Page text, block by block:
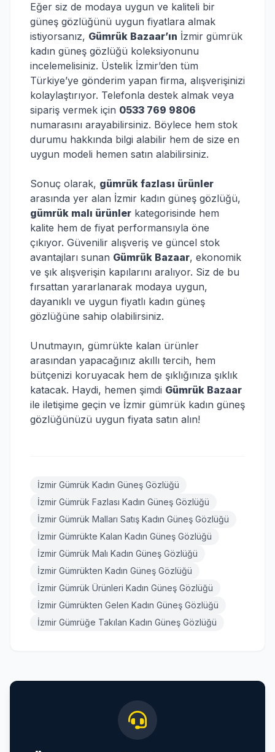
Eğer siz de modaya uygun ve kaliteli bir
güneş gözlüğünü uygun fiyatlara almak
istiyorsanız, Gümrük Bazaar’ın İzmir gümrük
kadın güneş gözlüğü koleksiyonunu
incelemelisiniz. Üstelik İzmir’den tüm
Türkiye’ye gönderim yapan firma, alışverişinizi
kolaylaştırıyor. Telefonla destek almak veya
sipariş vermek için 0533 769 9806
numarasını arayabilirsiniz. Böylece hem stok
durumu hakkında bilgi alabilir hem de size en
uygun modeli hemen satın alabilirsiniz.
Sonuç olarak, gümrük fazlası ürünler
arasında yer alan İzmir kadın güneş gözlüğü,
gümrük malı ürünler kategorisinde hem
kalite hem de fiyat performansıyla öne
çıkıyor. Güvenilir alışveriş ve güncel stok
avantajları sunan Gümrük Bazaar, ekonomik
ve şık alışverişin kapılarını aralıyor. Siz de bu
fırsattan yararlanarak modaya uygun,
dayanıklı ve uygun fiyatlı kadın güneş
gözlüğüne sahip olabilirsiniz.
Unutmayın, gümrükte kalan ürünler
arasından yapacağınız akıllı tercih, hem
bütçenizi koruyacak hem de şıklığınıza şıklık
katacak. Haydi, hemen şimdi Gümrük Bazaar
ile iletişime geçin ve İzmir gümrük kadın güneş
gözlüğünüzü uygun fiyata satın alın!
İzmir Gümrük Kadın Güneş Gözlüğü
İzmir Gümrük Fazlası Kadın Güneş Gözlüğü
İzmir Gümrük Malları Satış Kadın Güneş Gözlüğü
İzmir Gümrükte Kalan Kadın Güneş Gözlüğü
İzmir Gümrük Malı Kadın Güneş Gözlüğü
İzmir Gümrükten Kadın Güneş Gözlüğü
İzmir Gümrük Ürünleri Kadın Güneş Gözlüğü
İzmir Gümrükten Gelen Kadın Güneş Gözlüğü
İzmir Gümrüğe Takılan Kadın Güneş Gözlüğü